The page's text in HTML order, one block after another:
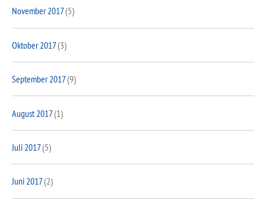
November 2017(5)
Oktober 2017(3)
September 2017(9)
August 2017(1)
Juli 2017(5)
Juni 2017(2)